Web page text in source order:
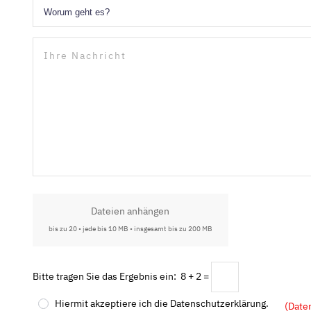
Dateien anhängen
bis zu 20 • jede bis 10 MB • insgesamt bis zu 200 MB
Bitte tragen Sie das Ergebnis ein: 8 + 2 =
Hiermit akzeptiere ich die Datenschutzerklärung.